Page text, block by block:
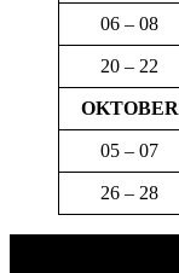
06 – 08
20 – 22
OKTOBER
05 – 07
26 – 28